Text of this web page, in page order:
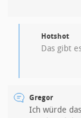
Hotshot
Das gibt
Gregor
Ich würde